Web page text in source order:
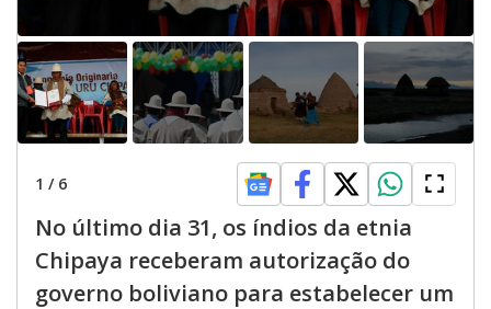
1 / 6
No último dia 31, os índios da etnia
Chipaya receberam autorização do
governo boliviano para estabelecer um